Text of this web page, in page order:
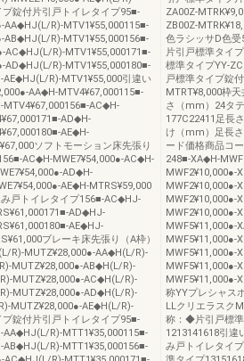
錠付片引戸トイレタイプ95■-
AA◆HJ(L/R)-MTV1¥55,000115■-
AB◆HJ(L/R)-MTV1¥55,000156■-
AC◆HJ(L/R)-MTV1¥55,000171■-
AD◆HJ(L/R)-MTV1¥55,000180■-
R)-MTV1¥55,000引違い
AA◆H-MTV4¥67,000115■-
AC◆H-
AD◆H-
AE◆H-
ソフトモーション床先張り
AC◆H-MWE7¥54,000●-AC◆H-
AD◆H-
AE◆H-MTRS¥59,000
戸トイレタイプ156■-AC◆HJ-
AD◆HJ-
AE◆HJ-
ブレーキ床先張り（A枠）
R)-MUTZ¥28,000●-AA◆H(L/R)-
MUTZ¥28,000●-AB◆H(L/R)-
MUTZ¥28,000●-AC◆H(L/R)-
MUTZ¥28,000●-AD◆H(L/R)-
MUTZ¥28,000●-AE◆H(L/R)-
錠付片引戸トイレタイプ95■-
R)-MTT1¥35,000115■-
R)-MTT1¥35,000156■-
ZA00Z-
ZB00Z-
色ラシッサD色
片引戸標準タイ
標準タイプYY-
戸標準タイプ錠
MTRT¥8,000枠
さ（mm）24タ
177C22411足長
け（mm）足長
ード価格商品コ
248■-XA◆H-
MWF2¥10,000●-
MWF2¥10,000●-
MWF2¥10,000●-
MWF2¥10,000●-
MWF5¥11,000●-
MWF5¥11,000●-
MWF5¥11,000●-
MWF5¥11,000●-
MWF5¥11,000●-
称YYプレシャス
LLクリエラスク
称：◆片引戸標準
1213141618引違
み戸トイレタイ